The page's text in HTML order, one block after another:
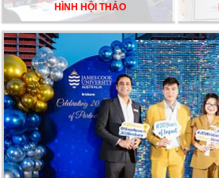
HÌNH HỘI THẢO